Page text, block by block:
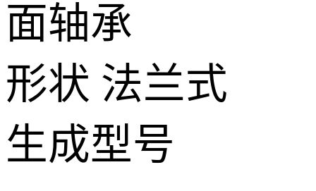
面轴承
形状 法兰式
生成型号